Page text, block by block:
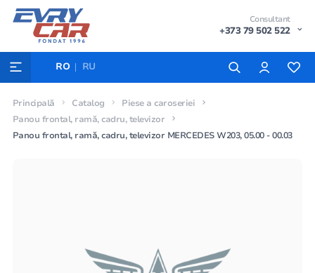
Consultant
+373 79 502 522
RO RU
Principală Catalog
Piese a caroseriei
Panou frontal, ramă, cadru, televizor
Panou frontal, ramă, cadru, televizor MERCEDES W203, 05.00 - 00.03